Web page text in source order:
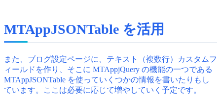
MTAppJSONTable を活用
また、ブログ設定ページに、テキスト（複数行）カスタムフ
ィールドを作り、そこに MTAppjQuery の機能の一つである
MTAppJSONTable を使っていくつかの情報を書いたりもし
ています。ここは必要に応じて増やしていく予定です。